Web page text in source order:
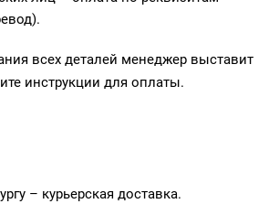
всех деталей менеджер выставит
инструкции для оплаты.
– курьерская доставка.